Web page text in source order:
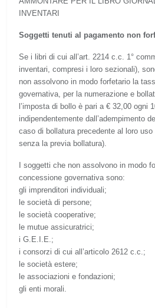
INVENTARI
Soggetti tenuti al pagamento non
Se i libri di cui all’art. 2214 c.c. 1°
inventari, compresi i loro sezionali),
non assolvono in modo forfetario la
governativa, per la numerazione e
l’imposta di bollo è pari a € 32,00 ogni
indipendentemente dall’adempimento
caso di bollatura precedente al loro
senza la previa bollatura).
I soggetti che non assolvono in modo
concessione governativa sono:
gli imprenditori individuali;
le società di persone;
le società cooperative;
le mutue assicuratrici;
i G.E.I.E.;
i consorzi di cui all’articolo 2612 c.c.;
le società estere;
le associazioni e fondazioni;
gli enti morali.